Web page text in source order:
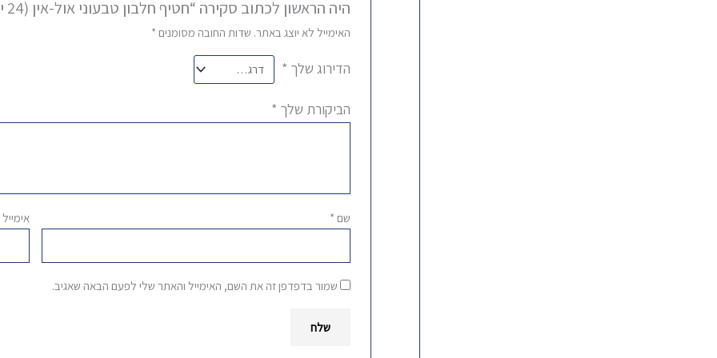
היה הראשון לכתוב סקירה “חטיף חלבון טבעוני אול-אין (24 יחידות) | קרמל קראנץ׳”
האימייל לא יוצג באתר. שדות החובה מסומנים *
הדירוג שלך *
הביקורת שלך *
שם * אימייל
שמור בדפדפן זה את השם, האימייל והאתר שלי לפעם הבאה שאגיב.